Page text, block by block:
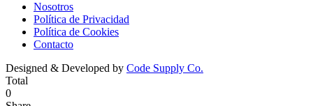
Nosotros
Política de Privacidad
Política de Cookies
Contacto
Designed & Developed by Code Supply Co.
Total
0